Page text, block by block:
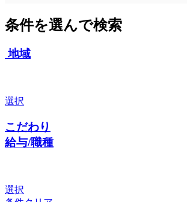
条件を選んで検索
地域
選択
こだわり
給与/職種
選択